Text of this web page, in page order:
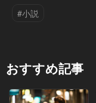
#小説
おすすめ記事